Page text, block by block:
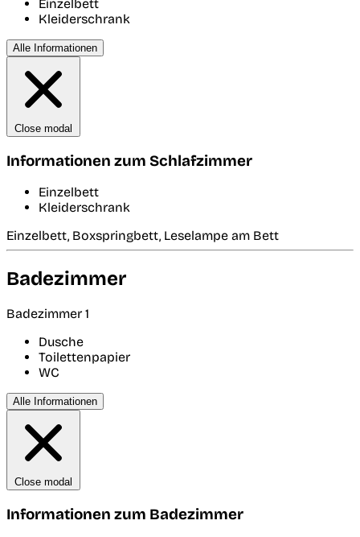
Einzelbett
Kleiderschrank
Alle Informationen
Close modal
Informationen zum Schlafzimmer
Einzelbett
Kleiderschrank
Einzelbett, Boxspringbett, Leselampe am Bett
Badezimmer
Badezimmer 1
Dusche
Toilettenpapier
WC
Alle Informationen
Close modal
Informationen zum Badezimmer